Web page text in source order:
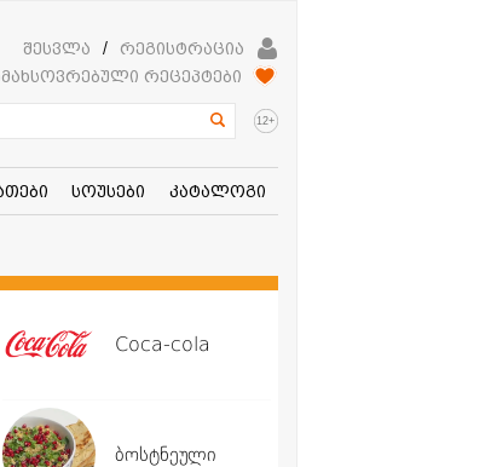
შესვლა /
რეგისტრაცია
რეცეპტები
12+
სოუსები კატალოგი
Coca-cola
ბოსტნეული